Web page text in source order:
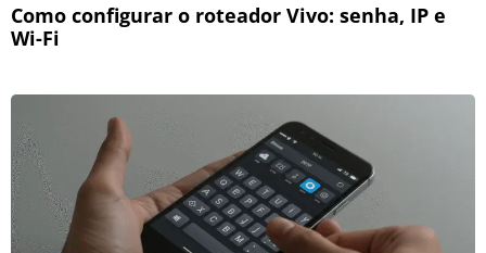
Como configurar o roteador Vivo: senha, IP e
Wi-Fi